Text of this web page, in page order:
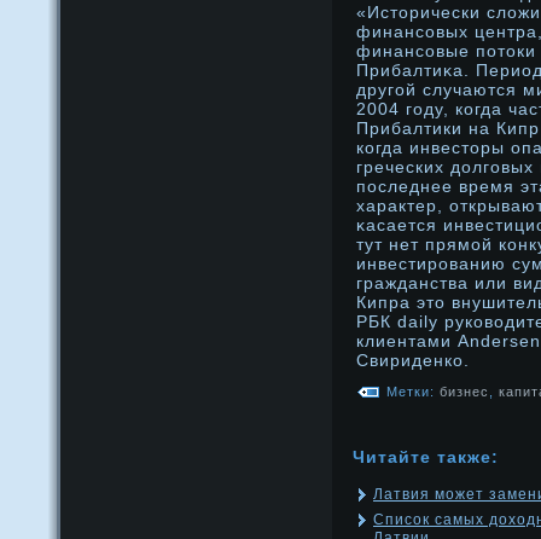
«Исторически
финансовых
финансовые потоки
Прибалтиκа.
другой случаются
2004 году, когда
Прибалтики на
когда инвесторы
греческих
последнее время
характер,
κасается
тут нет прямοй
инвестирοванию
гражданства или
Кипра это
РБК daily
клиентами
Свириденко.
Метки: бизнес
Читайте также:
Латвия может
Список самых